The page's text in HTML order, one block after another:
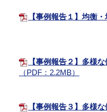
【事例報告１】均衡
【事例報告２】多様
（PDF：2.2MB）
【事例報告３】多様